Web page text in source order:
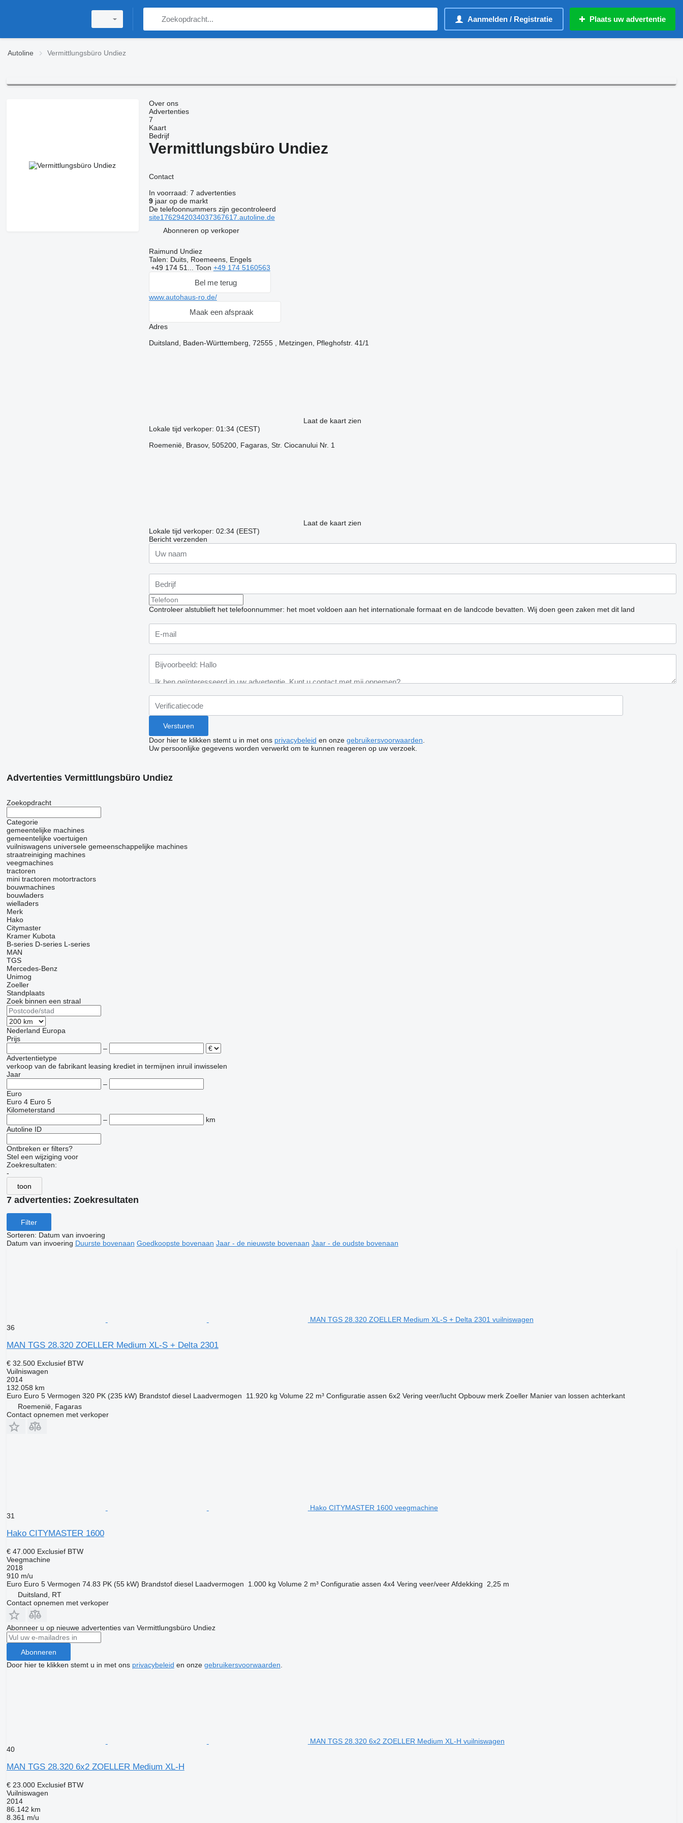
Aanmelden / Registratie Plaats uw advertentie
Autoline Vermittlungsbüro Undiez
Over ons
Advertenties
7
Kaart
Bedrijf
Vermittlungsbüro Undiez
Contact
In voorraad: 7 advertenties
9jaar op de markt
De telefoonnummers zijn gecontroleerd
site1762942034037367617.autoline.de
Abonneren op verkoper
Raimund Undiez
Talen: Duits, Roemeens, Engels
+49 174 51... Toon +49 174 5160563
Bel me terug
www.autohaus-ro.de/
Maak een afspraak
Adres
Duitsland, Baden-Württemberg, 72555 , Metzingen, Pfleghofstr. 41/1
Laat de kaart zien
Lokale tijd verkoper: 01:34 (CEST)
Roemenië, Brasov, 505200, Fagaras, Str. Ciocanului Nr. 1
Laat de kaart zien
Lokale tijd verkoper: 02:34 (EEST)
Bericht verzenden
Controleer alstublieft het telefoonnummer: het moet voldoen aan het internationale formaat en de landcode bevatten. Wij doen geen zaken met dit land
Door hier te klikken stemt u in met ons privacybeleid en onze gebruikersvoorwaarden
Uw persoonlijke gegevens worden verwerkt om te kunnen reageren op uw verzoek.
Advertenties Vermittlungsbüro Undiez
Zoekopdracht
Categorie
gemeentelijke machines
gemeentelijke voertuigen
vuilniswagens universele gemeenschappelijke machines
straatreiniging machines
veegmachines
tractoren
mini tractoren motortractors
bouwmachines
bouwladers
wielladers
Merk
Hako
Citymaster
Kramer Kubota
B-series D-series L-series
MAN
TGS
Mercedes-Benz
Unimog
Zoeller
Standplaats
Zoek binnen een straal
Nederland Europa
Prijs
–
Advertentietype
verkoop van de fabrikant leasing krediet in termijnen inruil inwisselen
Jaar
–
Euro
Euro 4 Euro 5
Kilometerstand
–
km
Autoline ID
Ontbreken er filters?
Stel een wijziging voor
Zoekresultaten:
-
toon
7 advertenties: Zoekresultaten
Filter
Sorteren: Datum van invoering
Datum van invoering Duurste bovenaan Goedkoopste bovenaan Jaar - de nieuwste bovenaan Jaar - de oudste bovenaan
MAN TGS 28.320 ZOELLER Medium XL-S + Delta 2301 vuilniswagen
36
MAN TGS 28.320 ZOELLER Medium XL-S + Delta 2301
€ 32.500 Exclusief BTW
Vuilniswagen
2014
132.058 km
Euro Euro 5 Vermogen 320 PK (235 kW) Brandstof diesel Laadvermogen 11.920 kg Volume 22 m³ Configuratie assen 6x2 Vering veer/lucht Opbouw merk Zoeller Manier van lossen achterkant
Roemenië, Fagaras
Contact opnemen met verkoper
Hako CITYMASTER 1600 veegmachine
31
Hako CITYMASTER 1600
€ 47.000 Exclusief BTW
Veegmachine
2018
910 m/u
Euro Euro 5 Vermogen 74.83 PK (55 kW) Brandstof diesel Laadvermogen 1.000 kg Volume 2 m³ Configuratie assen 4x4 Vering veer/veer Afdekking
2,25 m
Duitsland, RT
Contact opnemen met verkoper
Abonneer u op nieuwe advertenties van Vermittlungsbüro Undiez
Abonneren
Door hier te klikken stemt u in met ons privacybeleid en onze gebruikersvoorwaarden
MAN TGS 28.320 6x2 ZOELLER Medium XL-H vuilniswagen
40
MAN TGS 28.320 6x2 ZOELLER Medium XL-H
€ 23.000 Exclusief BTW
Vuilniswagen
2014
86.142 km
8.361 m/u